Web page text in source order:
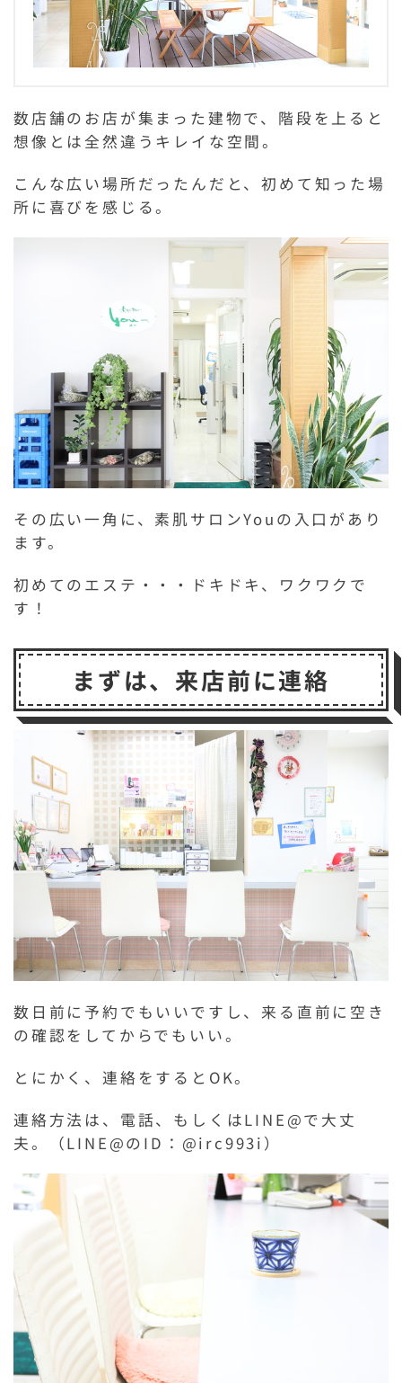
数店舗のお店が集まった建物で、階段を上ると
想像とは全然違うキレイな空間。
こんな広い場所だったんだと、初めて知った場
所に喜びを感じる。
その広い一角に、素肌サロンYouの入口があり
ます。
初めてのエステ・・・ドキドキ、ワクワクで
す！
まずは、来店前に連絡
数日前に予約でもいいですし、来る直前に空き
の確認をしてからでもいい。
とにかく、連絡をするとOK。
連絡方法は、電話、もしくはLINE@で大丈
夫。（LINE@のID：@irc993i）